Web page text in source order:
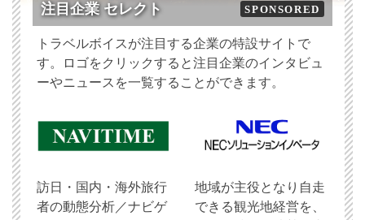
注目企業 セレクト SPONSORED
トラベルボイスが注目する企業の特設サイトで
す。ロゴをクリックすると注目企業のインタビュ
ーやニュースを一覧することができます。
訪日・国内・海外旅行
者の動態分析／ナビゲ
地域が主役となり自走
できる観光地経営を、